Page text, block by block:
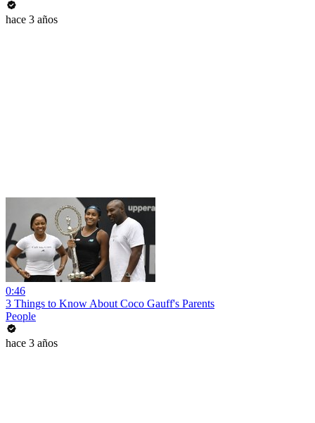
hace 3 años
0:46
3 Things to Know About Coco Gauff's Parents
People
hace 3 años